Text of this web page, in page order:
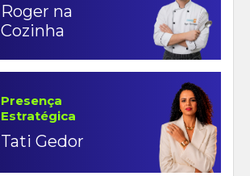
Roger na
Cozinha
Presença
Estratégica
Tati Gedor